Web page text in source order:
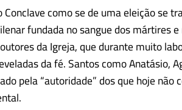
Conclave como se de uma eleição se
fundada no sangue dos mártires
da Igreja, que durante muito
da fé. Santos como Anatásio,
pela “autoridade” dos que hoje